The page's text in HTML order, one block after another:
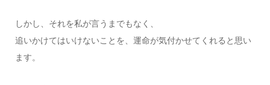
しかし、それを私が言うまでもなく、
追いかけてはいけないことを、運命が気付かせてくれると思い
ます。